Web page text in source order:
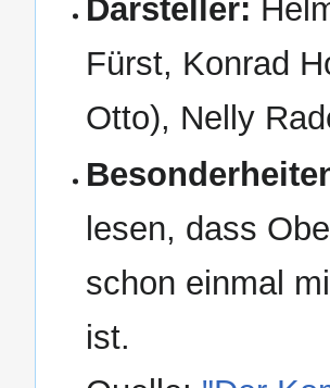
Darsteller:
Fürst, Konrad
Otto), Nelly
lesen, dass
schon einmal
ist.